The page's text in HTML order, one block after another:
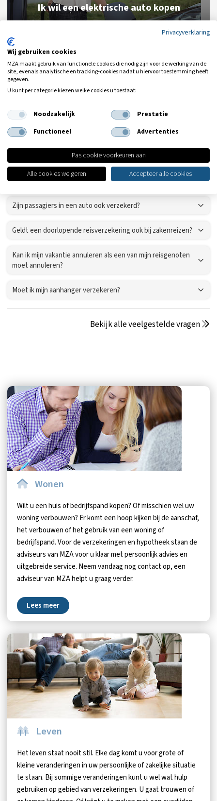
Ik wil een elektrische auto kopen
Veelgestelde vragenOp weg
Ik ga alleen op reis met handbagage, heb ik dan een
reisverzekering nodig?
Is het verplicht om een reisverzekering af te sluiten?
Zijn passagiers in een auto ook verzekerd?
Geldt een doorlopende reisverzekering ook bij zakenreizen?
Kan ik mijn vakantie annuleren als een van mijn reisgenoten
moet annuleren?
Moet ik mijn aanhanger verzekeren?
Bekijk alle veelgestelde vragen
Wonen
Wilt u een huis of bedrijfspand kopen? Of misschien wel uw
woning verbouwen? Er komt een hoop kijken bij de aanschaf,
het verbouwen of het gebruik van een woning of
bedrijfspand. Voor de verzekeringen en hypotheek staan de
adviseurs van MZA voor u klaar met persoonlijk advies en
uitgebreide service. Neem vandaag nog contact op, een
adviseur van MZA helpt u graag verder.
Lees meer
Leven
Het leven staat nooit stil. Elke dag komt u voor grote of
kleine veranderingen in uw persoonlijke of zakelijke situatie
te staan. Bij sommige veranderingen kunt u wel wat hulp
gebruiken op gebied van verzekeringen. U gaat trouwen of
Privacyverklaring
Wij gebruiken cookies
MZA maakt gebruik van functionele cookies die nodig zijn voor de werking van de
site, evenals analytische en tracking‑cookies nadat u hiervoor toestemming heeft
gegeven.
U kunt per categorie kiezen welke cookies u toestaat:
Noodzakelijk
Prestatie
Functioneel
Advertenties
Pas cookie voorkeuren aan
Alle cookies weigeren
Accepteer alle cookies